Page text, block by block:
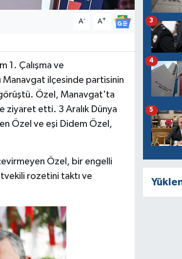
A- A+
1. Çalışma ve
Manavgat ilçesinde partisinin
görüştü. Özel, Manavgat'ta
ziyaret etti. 3 Aralık Dünya
Özel ve eşi Didem Özel,
Özel, bir engelli
rozetini taktı ve
3
4
5